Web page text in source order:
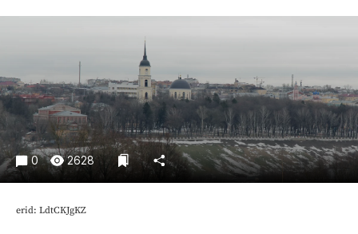
Авто и транспорт
Благоустройство
Криминал
Культура
Недвижимость и ЖКХ
Образование
Общество
Погода
Праздники
0 2628
erid: LdtCKJgKZ